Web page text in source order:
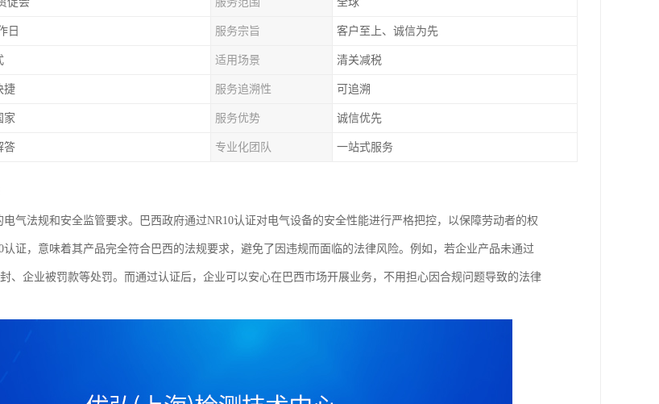
日 服务宗旨 客户至上、诚信为先
适用场景 清关减税
捷 服务追溯性 可追溯
家 服务优势 诚信优先
答 专业化团队 一站式服务
电气法规和安全监管要求。巴西政府通过NR10认证对电气设备的安全性能进行严格把控，以保障劳动者的权
认证，意味着其产品完全符合巴西的法规要求，避免了因违规而面临的法律风险。例如，若企业产品未通过
、企业被罚款等处罚。而通过认证后，企业可以安心在巴西市场开展业务，不用担心因合规问题导致的法律